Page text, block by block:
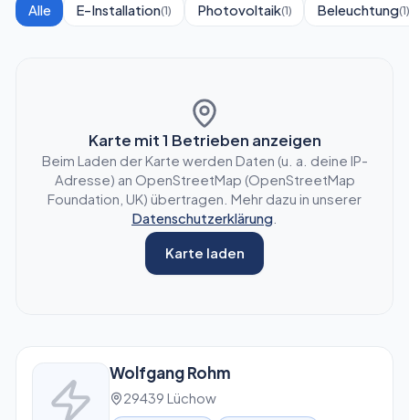
Alle E-Installation(1) Photovoltaik(1) Beleuchtung(1)
Karte mit1 Betrieben anzeigen
Beim Laden der Karte werden Daten (u. a. deine IP-
Adresse) an OpenStreetMap (OpenStreetMap
Foundation, UK) übertragen. Mehr dazu in unserer
Datenschutzerklärung
Karte laden
Wolfgang Rohm
29439 Lüchow